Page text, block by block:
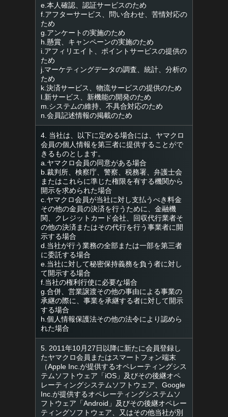
e.本人確認、認証サービスのため
f.アフターサービス、問い合わせ、苦情対応の
ため
g.アンケートの実施のため
h.懸賞、キャンペーンの実施のため
i.アフィリエイト、ポイントサービスの提供の
ため
j.マーケティングデータの調査、統計、分析の
ため
k.決済サービス、物流サービスの提供のため
l.新サービス、新機能の開発のため
m.システムの維持、不具合対応のため
n.会員記述情報の掲載のため
4. 当社は、以下に定める場合には、ヤマクロ
会員の個人情報を第三者に提供することがで
きるものとします。
a.ヤマクロ会員の同意がある場合
b.裁判所、検察庁、警察、税務署、弁護士会
またはこれらに準じた権限を有する機関から
開示を求められた場合
c.ヤマクロ会員が当社に対し支払うべき料金
その他の金員の決済を行うために、金融機
関、クレジットカード会社、回収代行業者そ
の他の決済またはその代行を行う事業者に開
示する場合
d.当社が行う業務の全部または一部を第三者
に委託する場合
e.当社に対して秘密保持義務を負う者に対し
て開示する場合
f.当社の権利行使に必要な場合
g.合併、営業譲渡その他の事由による事業の
承継の際に、事業を承継する者に対して開示
する場合
h.個人情報保護法その他の法令により認めら
れた場合
5. 2011年10月27日以降に新たに会員登録し
たヤマクロ会員またはスマートフォン端末
（Apple Inc.が提供するオペレーティングシス
テムソフトウェア「iOS」及びその後継オペ
レーティングシステムソフトウェア、Google
Inc.が提供するオペレーティングシステムソ
フトウェア「Android」及びその後継オペレー
ティングソフトウェア、又はその他当社が別